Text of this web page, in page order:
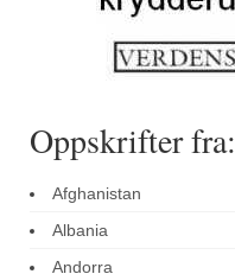
Oppskrifter fra:
Afghanistan
Albania
Andorra